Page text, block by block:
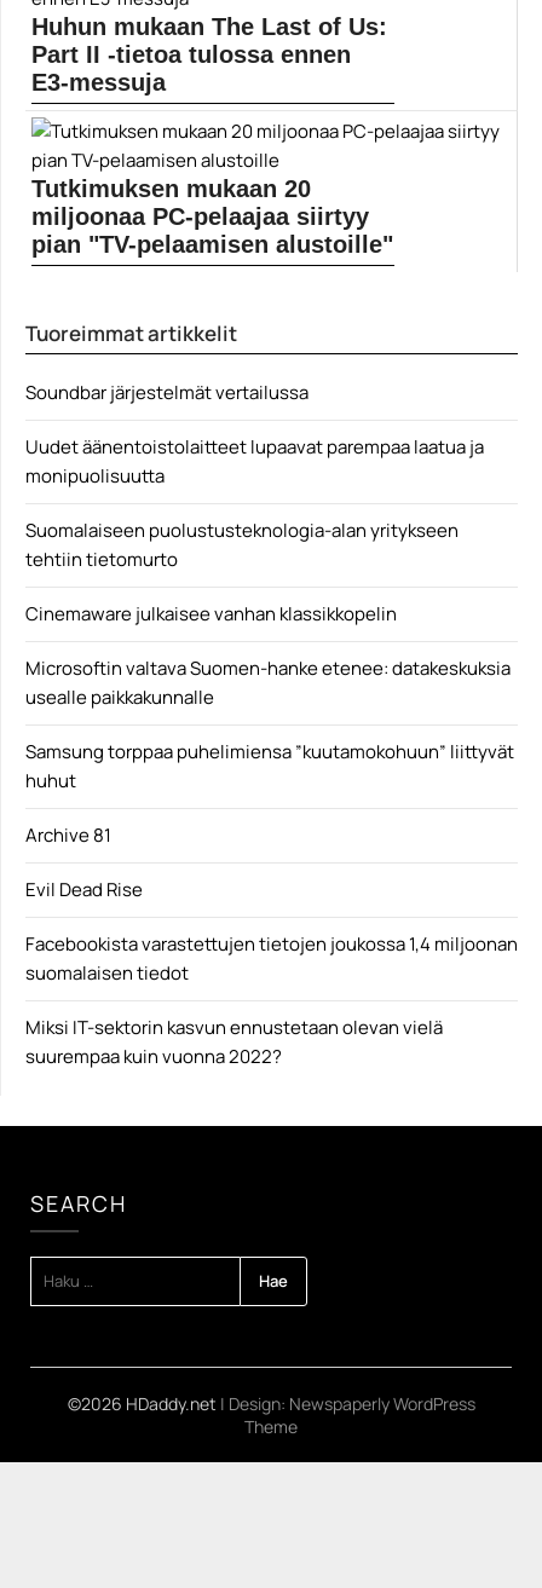
GenDesigninsa... Lue koko artikkeli:
https://www.gamereactor.fi/uutiset/601043/Fumito+Ued
an+uusi+pe...
Yleinen
Huhun mukaan The Last of Us:
Part II -tietoa tulossa ennen
E3-messuja
Sony ei aio osallistua E3-messuille kesäkuussa, mutta
he aikonevat silti hyödyntää messujen nosteen
esimerkiksi omien suoratoistolähetyksiensä voimin.
Hideo Kojima... Lue koko artikkeli:
https://www.gamereactor.fi/uutiset/641893/Huhun+muk
aan+The+Last...
Yleinen
Tutkimuksen mukaan 20
miljoonaa PC-pelaajaa siirtyy
pian "TV-pelaamisen alustoille"
tulevaisuudessa suosia "keveämpiä" vaihtoehtoja
pelaamisessaan. Näin... Lue koko artikkeli:
Yleinen
Tuoreimmat artikkelit
Soundbar järjestelmät vertailussa
Uudet äänentoistolaitteet lupaavat parempaa laatua ja
monipuolisuutta
Suomalaiseen puolustusteknologia-alan yritykseen
tehtiin tietomurto
Cinemaware julkaisee vanhan klassikkopelin
Microsoftin valtava Suomen-hanke etenee: datakeskuksia
usealle paikkakunnalle
Samsung torppaa puhelimiensa ”kuutamokohuun” liittyvät
huhut
Archive 81
Evil Dead Rise
Facebookista varastettujen tietojen joukossa 1,4 miljoonan
suomalaisen tiedot
Miksi IT-sektorin kasvun ennustetaan olevan vielä
suurempaa kuin vuonna 2022?
SEARCH
©2026 HDaddy.net | Design: Newspaperly WordPress
Theme